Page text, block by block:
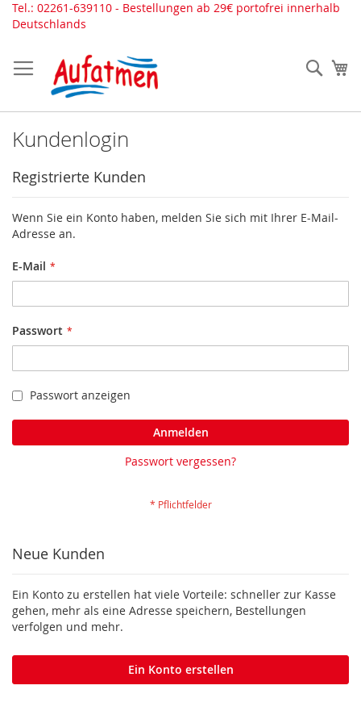
Direkt
zum
Tel.: 02261-639110 - Bestellungen ab 29€ portofrei innerhalb
Deutschlands
Kundenlogin
Registrierte Kunden
Wenn Sie ein Konto haben, melden Sie sich mit Ihrer E-Mail-
Adresse an.
E-Mail
Passwort
Passwort anzeigen
Anmelden
Passwort vergessen?
Neue Kunden
Ein Konto zu erstellen hat viele Vorteile: schneller zur Kasse
gehen, mehr als eine Adresse speichern, Bestellungen
verfolgen und mehr.
Ein Konto erstellen